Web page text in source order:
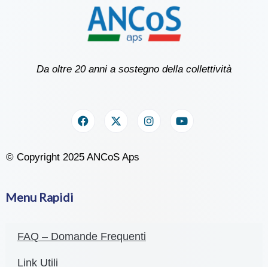
Da oltre 20 anni a sostegno della collettività
© Copyright 2025 ANCoS Aps
Menu Rapidi
FAQ – Domande Frequenti
Link Utili